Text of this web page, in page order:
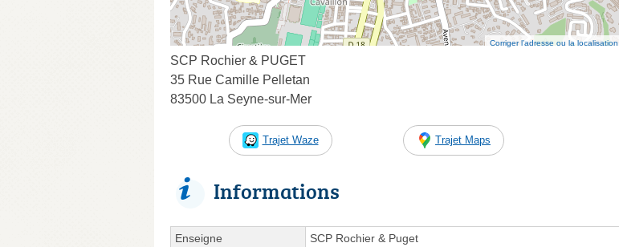
Corriger l’adresse ou la localisation
SCP Rochier & PUGET
35 Rue Camille Pelletan
83500 La Seyne-sur-Mer
Trajet Waze Trajet Maps
Informations
Enseigne SCP Rochier & Puget